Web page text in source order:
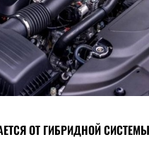
ОТ ГИБРИДНОЙ СИСТЕМЫ